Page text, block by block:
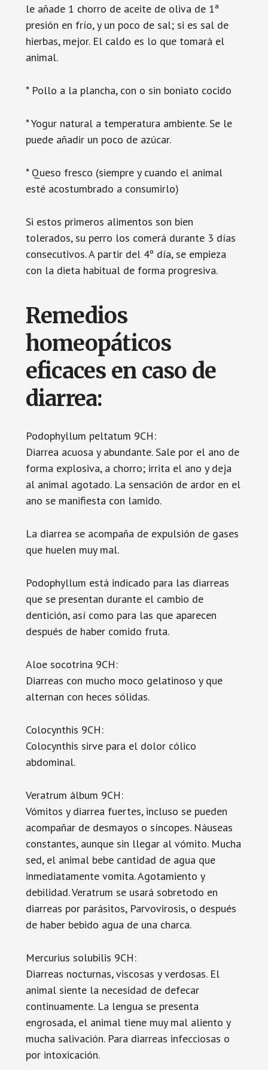
le añade 1 chorro de aceite de oliva de 1ª
presión en frío, y un poco de sal; si es sal de
hierbas, mejor. El caldo es lo que tomará el
animal.
* Pollo a la plancha, con o sin boniato cocido
* Yogur natural a temperatura ambiente. Se le
puede añadir un poco de azúcar.
* Queso fresco (siempre y cuando el animal
esté acostumbrado a consumirlo)
Si estos primeros alimentos son bien
tolerados, su perro los comerá durante 3 días
consecutivos. A partir del 4º día, se empieza
con la dieta habitual de forma progresiva.
Remedios
homeopáticos
eficaces en caso de
diarrea:
Podophyllum peltatum 9CH:
Diarrea acuosa y abundante. Sale por el ano de
forma explosiva, a chorro; irrita el ano y deja
al animal agotado. La sensación de ardor en el
ano se manifiesta con lamido.
La diarrea se acompaña de expulsión de gases
que huelen muy mal.
Podophyllum está indicado para las diarreas
que se presentan durante el cambio de
dentición, así como para las que aparecen
después de haber comido fruta.
Aloe socotrina 9CH:
Diarreas con mucho moco gelatinoso y que
alternan con heces sólidas.
Colocynthis 9CH:
Colocynthis sirve para el dolor cólico
abdominal.
Veratrum álbum 9CH:
Vómitos y diarrea fuertes, incluso se pueden
acompañar de desmayos o síncopes. Náuseas
constantes, aunque sin llegar al vómito. Mucha
sed, el animal bebe cantidad de agua que
inmediatamente vomita. Agotamiento y
debilidad. Veratrum se usará sobretodo en
diarreas por parásitos, Parvovirosis, o después
de haber bebido agua de una charca.
Mercurius solubilis 9CH:
Diarreas nocturnas, viscosas y verdosas. El
animal siente la necesidad de defecar
continuamente. La lengua se presenta
engrosada, el animal tiene muy mal aliento y
mucha salivación. Para diarreas infecciosas o
por intoxicación.